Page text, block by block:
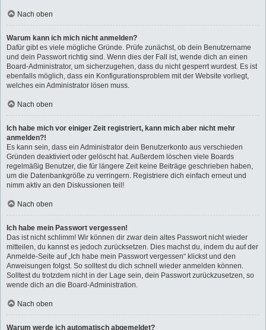
Nach oben
Warum kann ich mich nicht anmelden?
Dafür gibt es viele mögliche Gründe. Prüfe zunächst, ob dein Benutzername
und dein Passwort richtig sind. Wenn dies der Fall ist, wende dich an einen
Board-Administrator, um sicherzugehen, dass du nicht gesperrt wurdest. Es ist
ebenfalls möglich, dass ein Konfigurationsproblem mit der Website vorliegt,
welches ein Administrator lösen muss.
Nach oben
Ich habe mich vor einiger Zeit registriert, kann mich aber nicht mehr
anmelden?!
Es kann sein, dass ein Administrator dein Benutzerkonto aus verschieden
Gründen deaktiviert oder gelöscht hat. Außerdem löschen viele Boards
regelmäßig Benutzer, die für längere Zeit keine Beiträge geschrieben haben,
um die Datenbankgröße zu verringern. Registriere dich einfach erneut und
nimm aktiv an den Diskussionen teil!
Nach oben
Ich habe mein Passwort vergessen!
Das ist nicht schlimm! Wir können dir zwar dein altes Passwort nicht wieder
mitteilen, du kannst es jedoch zurücksetzen. Dies machst du, indem du auf der
Anmelde-Seite auf „Ich habe mein Passwort vergessen“ klickst und den
Anweisungen folgst. So solltest du dich schnell wieder anmelden können.
Solltest du trotzdem nicht in der Lage sein, dein Passwort zurückzusetzen, so
wende dich an die Board-Administration.
Nach oben
Warum werde ich automatisch abgemeldet?